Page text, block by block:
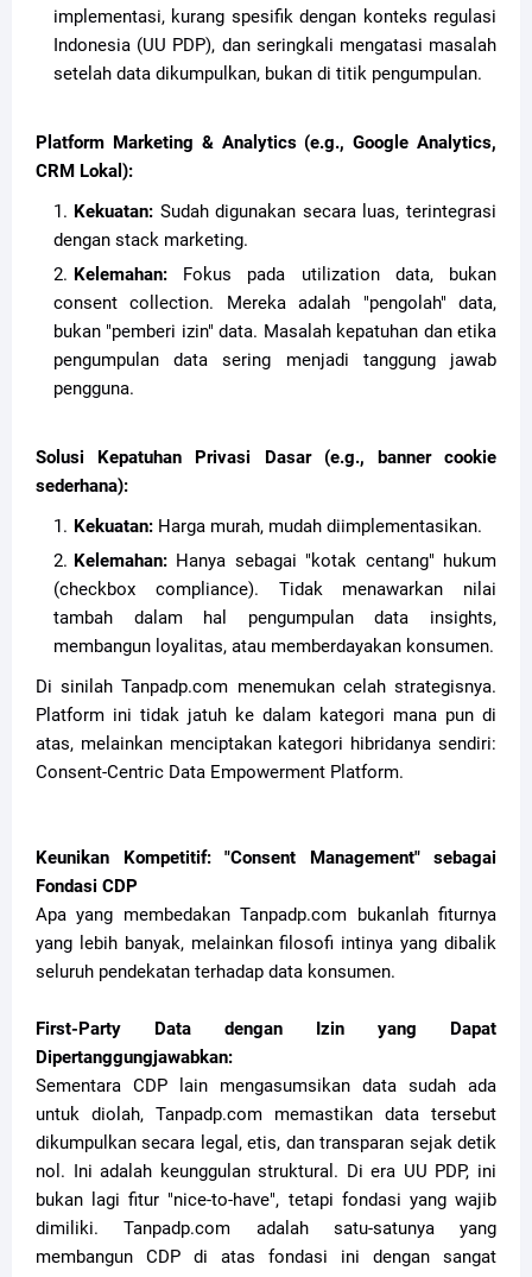
implementasi, kurang spesifik dengan konteks regulasi
Indonesia (UU PDP), dan seringkali mengatasi masalah
setelah data dikumpulkan, bukan di titik pengumpulan.
Platform Marketing & Analytics (e.g., Google Analytics,
CRM Lokal):
Kekuatan: Sudah digunakan secara luas, terintegrasi
dengan stack marketing.
Kelemahan: Fokus pada utilization data, bukan
consent collection. Mereka adalah "pengolah" data,
bukan "pemberi izin" data. Masalah kepatuhan dan etika
pengumpulan data sering menjadi tanggung jawab
pengguna.
Solusi Kepatuhan Privasi Dasar (e.g., banner cookie
sederhana):
Kekuatan: Harga murah, mudah diimplementasikan.
Kelemahan: Hanya sebagai "kotak centang" hukum
(checkbox compliance). Tidak menawarkan nilai
tambah dalam hal pengumpulan data insights,
membangun loyalitas, atau memberdayakan konsumen.
Di sinilah Tanpadp.com menemukan celah strategisnya.
Platform ini tidak jatuh ke dalam kategori mana pun di
atas, melainkan menciptakan kategori hibridanya sendiri:
Consent-Centric Data Empowerment Platform.
Keunikan Kompetitif: "Consent Management" sebagai
Fondasi CDP
Apa yang membedakan Tanpadp.com bukanlah fiturnya
yang lebih banyak, melainkan filosofi intinya yang dibalik
seluruh pendekatan terhadap data konsumen.
First-Party Data dengan Izin yang Dapat
Dipertanggungjawabkan:
Sementara CDP lain mengasumsikan data sudah ada
untuk diolah, Tanpadp.com memastikan data tersebut
dikumpulkan secara legal, etis, dan transparan sejak detik
nol. Ini adalah keunggulan struktural. Di era UU PDP, ini
bukan lagi fitur "nice-to-have", tetapi fondasi yang wajib
dimiliki. Tanpadp.com adalah satu-satunya yang
membangun CDP di atas fondasi ini dengan sangat